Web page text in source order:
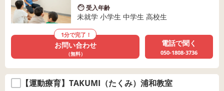
受入年齢
未就学 小学生 中学生 高校生
1分で完了！
お問い合わせ
（無料）
電話で聞く
050-1808-3736
【運動療育】TAKUMI（たくみ）浦和教室